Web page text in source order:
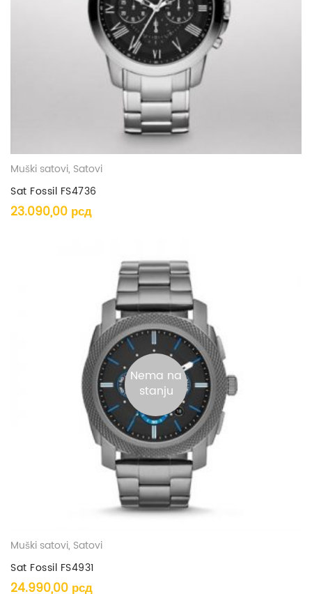
Muški satovi, Satovi
Sat Fossil FS4736
23.090,00 рсд
Nema na
stanju
Muški satovi, Satovi
Sat Fossil FS4931
24.990,00 рсд